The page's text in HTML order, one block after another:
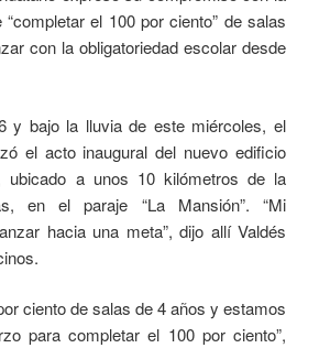
el 100 por ciento” de salas
con la obligatoriedad escolar desde
y bajo la lluvia de este miércoles, el
el acto inaugural del nuevo edificio
ubicado a unos 10 kilómetros de la
en el paraje “La Mansión”. “Mi
hacia una meta”, dijo allí Valdés
ciento de salas de 4 años y estamos
para completar el 100 por ciento”,